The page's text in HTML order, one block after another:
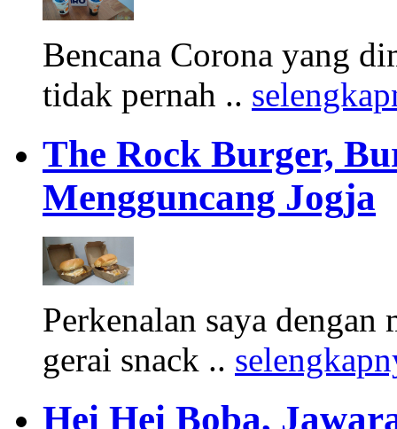
Bencana Corona yang
tidak pernah ..
The Rock Burger,
Mengguncang Jogja
Perkenalan saya
gerai snack ..
Hei Hei Boba,